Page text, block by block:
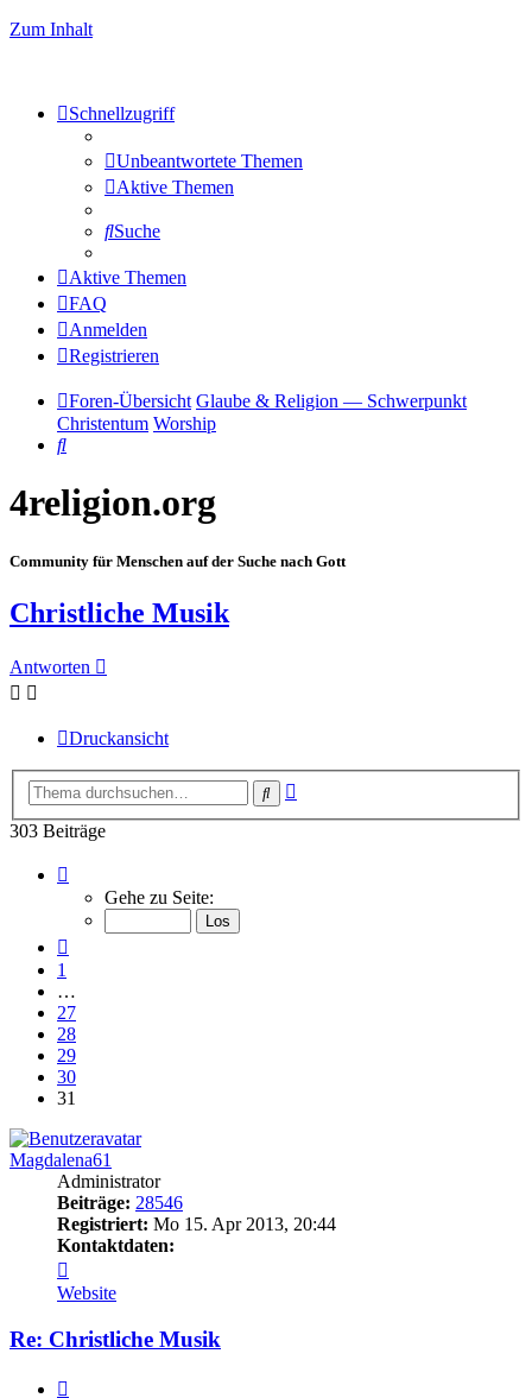
Zum Inhalt
Schnellzugriff
Unbeantwortete Themen
Aktive Themen
Suche
Aktive Themen
FAQ
Anmelden
Registrieren
Foren-Übersicht Glaube & Religion — Schwerpunkt
Christentum Worship
Suche
4religion.org
Community für Menschen auf der Suche nach Gott
Christliche Musik
Antworten
Druckansicht
Suche
303 Beiträge
31
von
Gehe zu Seite:
1
…
27
28
29
30
31
Magdalena61
Administrator
Beiträge: 28546
Registriert: Mo 15. Apr 2013, 20:44
Kontaktdaten:
von
Magdalena61
Website
Re: Christliche Musik